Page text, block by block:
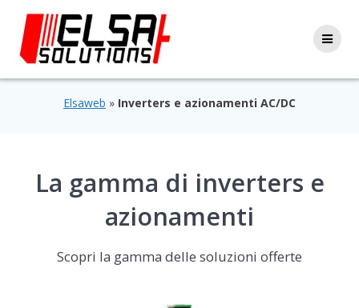
Elsaweb » Inverters e azionamenti AC/DC
La gamma di inverters e
azionamenti
Scopri la gamma delle soluzioni offerte